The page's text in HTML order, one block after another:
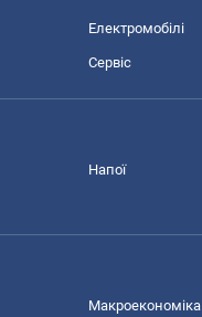
Електромобілі
Сервіс
Напої
Макроекономіка